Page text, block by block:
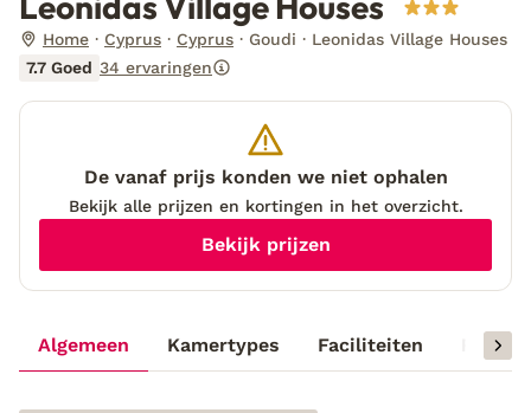
Home Cyprus Cyprus Goudi
Leonidas Village Houses
7.7 Goed 34 ervaringen
Algemeen Kamertypes Faciliteiten
De vanaf prijs konden we niet ophalen
Bekijk alle prijzen en kortingen in het overzicht.
Bekijk prijzen